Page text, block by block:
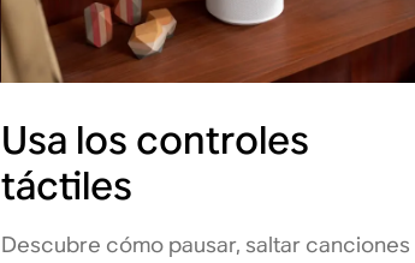
Usa los controles
táctiles
Descubre cómo pausar, saltar canciones